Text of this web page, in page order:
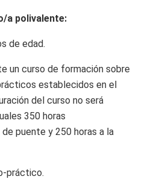
a polivalente:
de edad.
un curso de formación sobre
establecidos en el
del curso no será
350 horas
puente y 250 horas a la
práctico.